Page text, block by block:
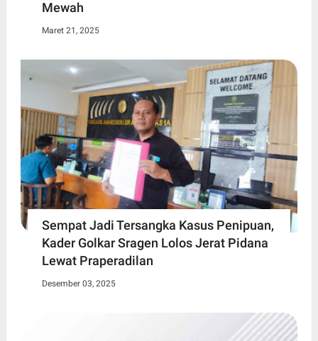
Mewah
Maret 21, 2025
Sempat Jadi Tersangka Kasus Penipuan,
Kader Golkar Sragen Lolos Jerat Pidana
Lewat Praperadilan
Desember 03, 2025